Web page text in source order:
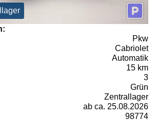
Pkw
Cabriolet
Automatik
15 km
3
Grün
Zentrallager
ab ca. 25.08.2026
98774